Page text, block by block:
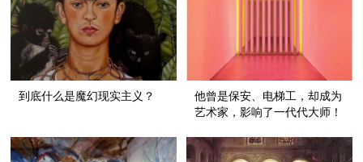
到底什么是魔幻现实主义？
他曾是保安、电梯工，却成为
艺术家，影响了一代代大师！